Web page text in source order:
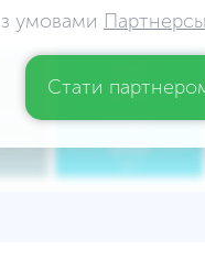
умовами
Стати